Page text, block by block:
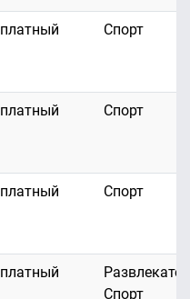
платный Спорт
платный Спорт
платный Спорт
платный
Спорт